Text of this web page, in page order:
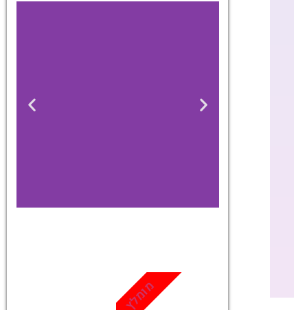
מגוון פעילויות
ואטרקציות
מומלץ